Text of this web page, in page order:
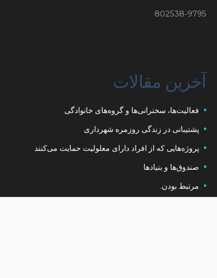
802538-9795
آخرین مقالات
فعالیت‌ها، سخنرانی‌ها و گروه‌های خانوادگی
پشتیبانی در زندگی روزمره شهرداری
پروژه‌هایی که از افراد دارای معلولیت حمایت می‌کنند
صندوق‌ها و بنیادها
مرتبط بودن.